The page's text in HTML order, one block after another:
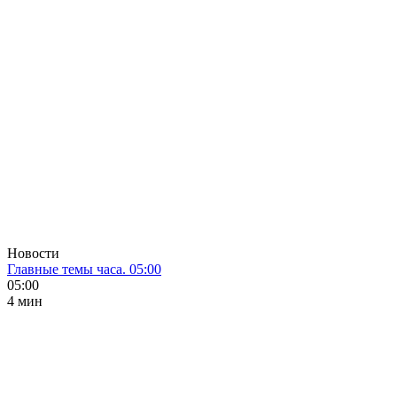
Новости
Главные темы часа. 05:00
05:00
4 мин